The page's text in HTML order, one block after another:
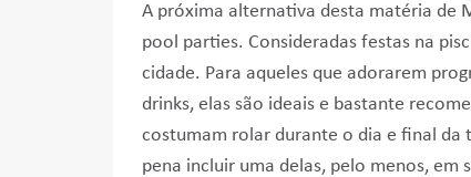
A próxima alternativa desta matéria de
pool parties. Consideradas festas na
cidade. Para aqueles que adorarem
drinks, elas são ideais e bastante
costumam rolar durante o dia e final da
pena incluir uma delas, pelo menos, em